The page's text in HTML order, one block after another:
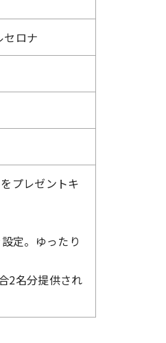
セロナ
プレゼントキ
定。ゆったり
2名分提供され